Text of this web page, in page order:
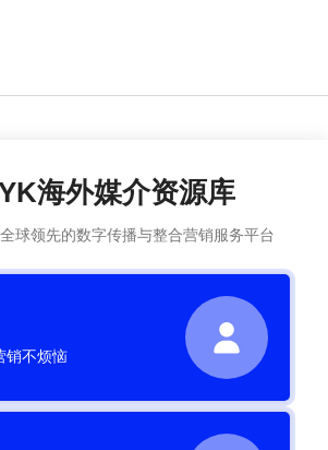
海外媒介资源库
球领先的数字传播与整合营销服务平台
销不烦恼